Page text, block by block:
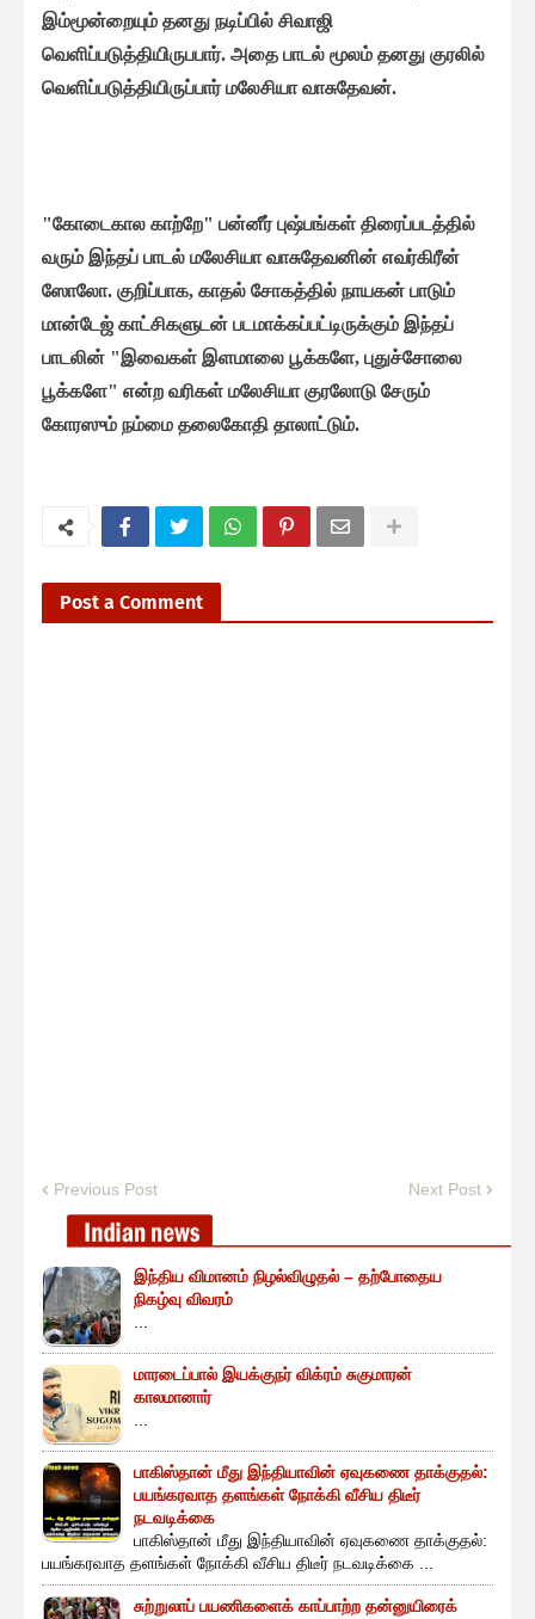
இம்மூன்றையும் தனது நடிப்பில் சிவாஜி
வெளிப்படுத்தியிருபபார். அதை பாடல் மூலம் தனது குரலில்
வெளிப்படுத்தியிருப்பார் மலேசியா வாசுதேவன்.
"கோடைகால காற்றே" பன்னீர் புஷ்பங்கள் திரைப்படத்தில்
வரும் இந்தப் பாடல் மலேசியா வாசுதேவனின் எவர்கிரீன்
ஸோலோ. குறிப்பாக, காதல் சோகத்தில் நாயகன் பாடும்
மான்டேஜ் காட்சிகளுடன் படமாக்கப்பட்டிருக்கும் இந்தப்
பாடலின் "இவைகள் இளமாலை பூக்களே, புதுச்சோலை
பூக்களே" என்ற வரிகள் மலேசியா குரலோடு சேரும்
கோரஸும் நம்மை தலைகோதி தாலாட்டும்.
Post a Comment
Previous Post Next Post
இந்திய விமானம் நிழல்விழுதல் – தற்போதைய
நிகழ்வு விவரம்
மாரடைப்பால் இயக்குநர் விக்ரம் சுகுமாரன்
காலமானார்
பாகிஸ்தான் மீது இந்தியாவின் ஏவுகணை தாக்குதல்:
பயங்கரவாத தளங்கள் நோக்கி வீசிய திடீர்
நடவடிக்கை
பாகிஸ்தான் மீது இந்தியாவின் ஏவுகணை தாக்குதல்:
பயங்கரவாத தளங்கள் நோக்கி வீசிய திடீர் நடவடிக்கை ...
சுற்றுலாப் பயணிகளைக் காப்பாற்ற தன்னுயிரைக்